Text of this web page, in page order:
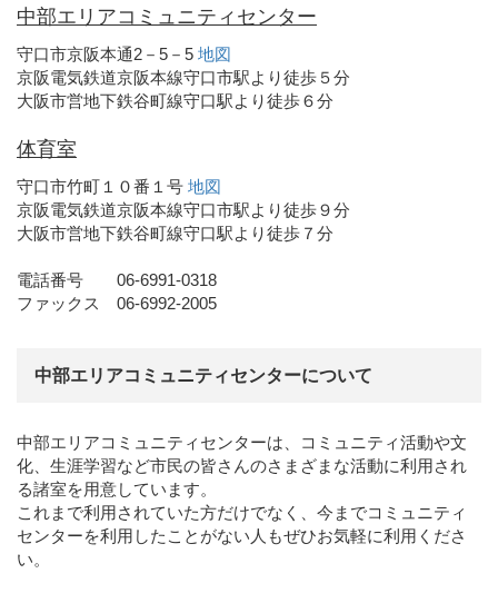
中部エリアコミュニティセンター
守口市京阪本通2－5－5 地図
京阪電気鉄道京阪本線守口市駅より徒歩５分
大阪市営地下鉄谷町線守口駅より徒歩６分
体育室
守口市竹町１０番１号 地図
京阪電気鉄道京阪本線守口市駅より徒歩９分
大阪市営地下鉄谷町線守口駅より徒歩７分
電話番号 06-6991-0318
ファックス 06-6992-2005
中部エリアコミュニティセンターについて
中部エリアコミュニティセンターは、コミュニティ活動や文
化、生涯学習など市民の皆さんのさまざまな活動に利用され
る諸室を用意しています。
これまで利用されていた方だけでなく、今までコミュニティ
センターを利用したことがない人もぜひお気軽に利用くださ
い。